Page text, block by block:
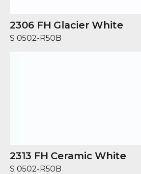
2306 FH Glacier White
S 0502-R50B
2313 FH Ceramic White
S 0502-R50B